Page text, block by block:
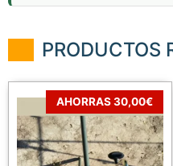
PRODUCTOS
AHORRAS 30,00€